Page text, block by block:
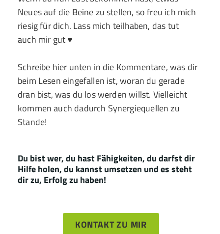
Neues auf die Beine zu stellen, so freu ich mich
riesig für dich. Lass mich teilhaben, das tut
auch mir gut ♥
Schreibe hier unten in die Kommentare, was dir
beim Lesen eingefallen ist, woran du gerade
dran bist, was du los werden willst. Vielleicht
kommen auch dadurch Synergiequellen zu
Stande!
Du bist wer, du hast Fähigkeiten, du darfst dir
Hilfe holen, du kannst umsetzen und es steht
dir zu, Erfolg zu haben!
KONTAKT ZU MIR